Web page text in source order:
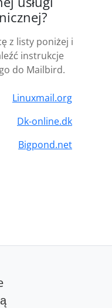
z listy poniżej i
instrukcje
do Mailbird.
Linuxmail.org
Dk-online.dk
Bigpond.net